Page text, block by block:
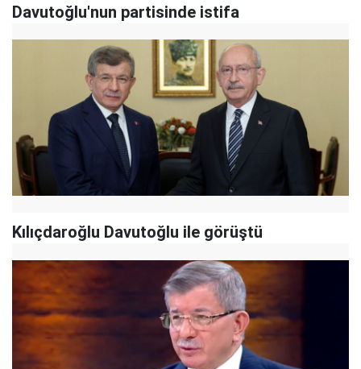
Davutoğlu'nun partisinde istifa
Kılıçdaroğlu Davutoğlu ile görüştü